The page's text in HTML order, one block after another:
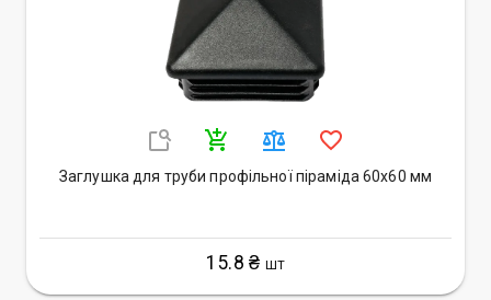
Заглушка для труби профільної піраміда 60х60 мм
15.8 ₴ ШТ